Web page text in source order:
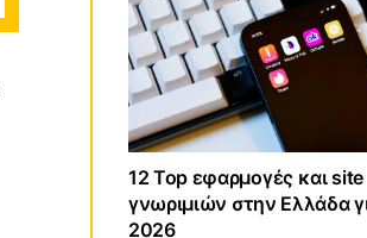
12 Top εφαρμογές και site
γνωριμιών στην Ελλάδα
2026